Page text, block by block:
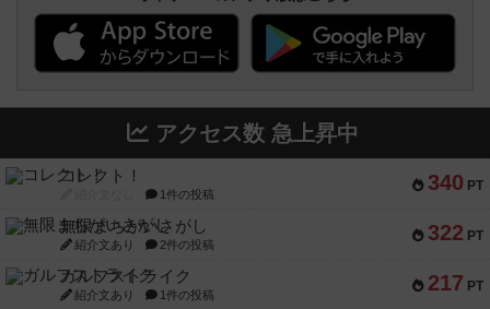
アクセス数 急上昇中
340 PT
コレクト！
1件の投稿
322 PT
無限まちがいさがし
紹介文あり 2件の投稿
217 PT
ガルフストライク
紹介文あり 1件の投稿